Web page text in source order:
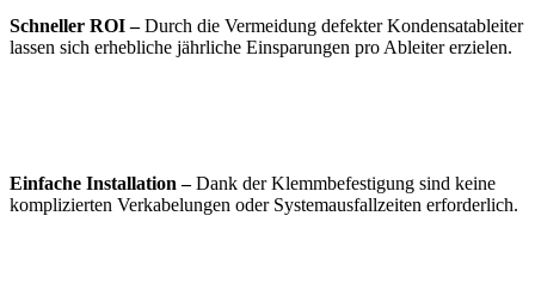
Schneller ROI –Durch die Vermeidung defekter Kondensatableiter
lassen sich erhebliche jährliche Einsparungen pro Ableiter erzielen.
Einfache Installation –Dank der Klemmbefestigung sind keine
komplizierten Verkabelungen oder Systemausfallzeiten erforderlich.